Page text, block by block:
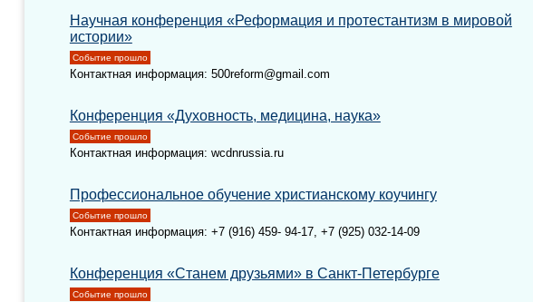
Научная конференция «Реформация и протестантизм в мировой
истории»
Событие прошло
Контактная информация: 500reform@gmail.com
Конференция «Духовность, медицина, наука»
Событие прошло
Контактная информация: wcdnrussia.ru
Профессиональное обучение христианскому коучингу
Событие прошло
Контактная информация: +7 (916) 459- 94-17, +7 (925) 032-14-09
Конференция «Станем друзьями» в Санкт-Петербурге
Событие прошло